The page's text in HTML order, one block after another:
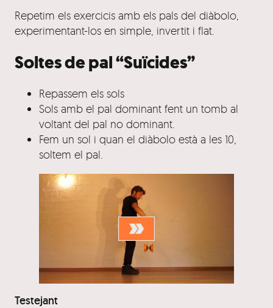
Repetim els exercicis amb els pals del diàbolo,
experimentant-los en simple, invertit i flat.
Soltes de pal “Suïcides”
Repassem els sols
Sols amb el pal dominant fent un tomb al
voltant del pal no dominant.
Fem un sol i quan el diàbolo està a les 10,
soltem el pal.
Testejant